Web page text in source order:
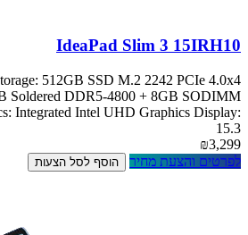
IdeaPad Slim 3 15IRH10
512GB SSD M.2 2242 PCIe 4.0x4
Soldered DDR5-4800 + 8GB SODIMM
Integrated Intel UHD Graphics Display:
15.3
₪3,299
לפרטים והצעת מחיר
הוסף לסל הצעות